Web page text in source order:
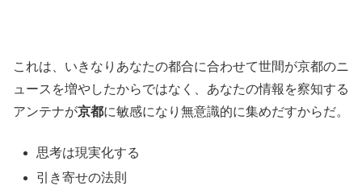
これは、いきなりあなたの都合に合わせて世間が京都のニ
ュースを増やしたからではなく、あなたの情報を察知する
アンテナが京都に敏感になり無意識的に集めだすからだ。
思考は現実化する
引き寄せの法則